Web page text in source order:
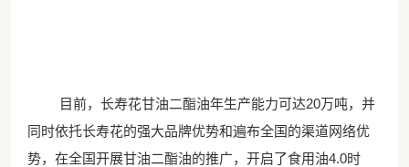
目前，长寿花甘油二酯油年生产能力可达20万吨，并
同时依托长寿花的强大品牌优势和遍布全国的渠道网络优
势，在全国开展甘油二酯油的推广，开启了食用油4.0时